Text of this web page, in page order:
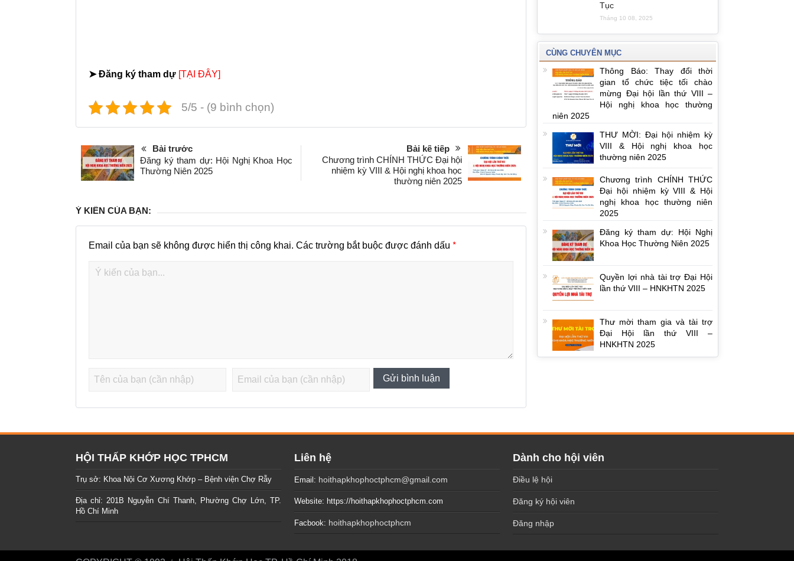
➤ Đăng ký tham dự [TẠI ĐÂY]
5/5 - (9 bình chọn)
Bài trước
Đăng ký tham dự: Hội Nghị Khoa Học
Thường Niên 2025
Bài kế tiếp
Chương trình CHÍNH THỨC Đại hội
nhiệm kỳ VIII & Hội nghị khoa học
thường niên 2025
Ý KIẾN CỦA BẠN:
Email của bạn sẽ không được hiển thị công khai. Các trường bắt buộc được đánh dấu *
Tục
Tháng 10 08, 2025
CÙNG CHUYÊN MỤC
Thông Báo: Thay đổi thời
gian tổ chức tiệc tối chào
mừng Đại hội lần thứ VIII –
Hội nghị khoa học thường
niên 2025
THƯ MỜI: Đại hội nhiệm kỳ
VIII & Hội nghị khoa học
thường niên 2025
Chương trình CHÍNH THỨC
Đại hội nhiệm kỳ VIII & Hội
nghị khoa học thường niên
2025
Đăng ký tham dự: Hội Nghị
Khoa Học Thường Niên 2025
Quyền lợi nhà tài trợ Đại Hội
lần thứ VIII – HNKHTN 2025
Thư mời tham gia và tài trợ
Đại Hội lần thứ VIII –
HNKHTN 2025
HỘI THẤP KHỚP HỌC TPHCM
Trụ sở: Khoa Nội Cơ Xương Khớp – Bệnh viện Chợ Rẫy
Địa chỉ: 201B Nguyễn Chí Thanh, Phường Chợ Lớn, TP.
Hồ Chí Minh
Liên hệ
Email: hoithapkhophoctphcm@gmail.com
Website: https://hoithapkhophoctphcm.com
Facbook: hoithapkhophoctphcm
Dành cho hội viên
Điều lệ hội
Đăng ký hội viên
Đăng nhập